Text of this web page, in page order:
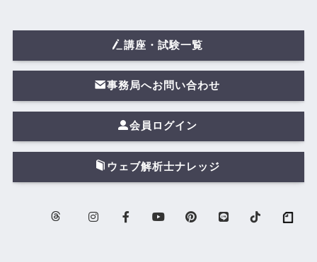
講座・試験一覧
事務局へお問い合わせ
会員ログイン
ウェブ解析士ナレッジ